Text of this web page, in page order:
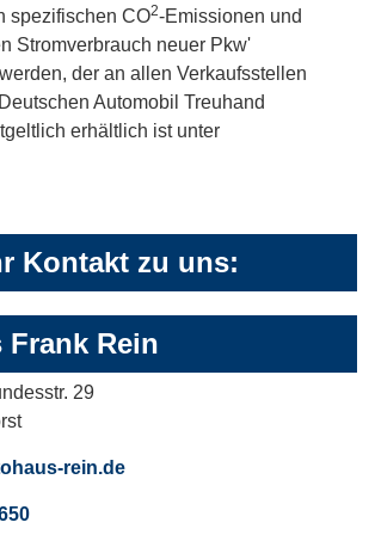
spezifischen CO2-Emissionen und
Stromverbrauch neuer Pkw'
der an allen Verkaufsstellen
Automobil Treuhand
erhältlich ist unter
Kontakt zu uns:
Rein
29
rein.de